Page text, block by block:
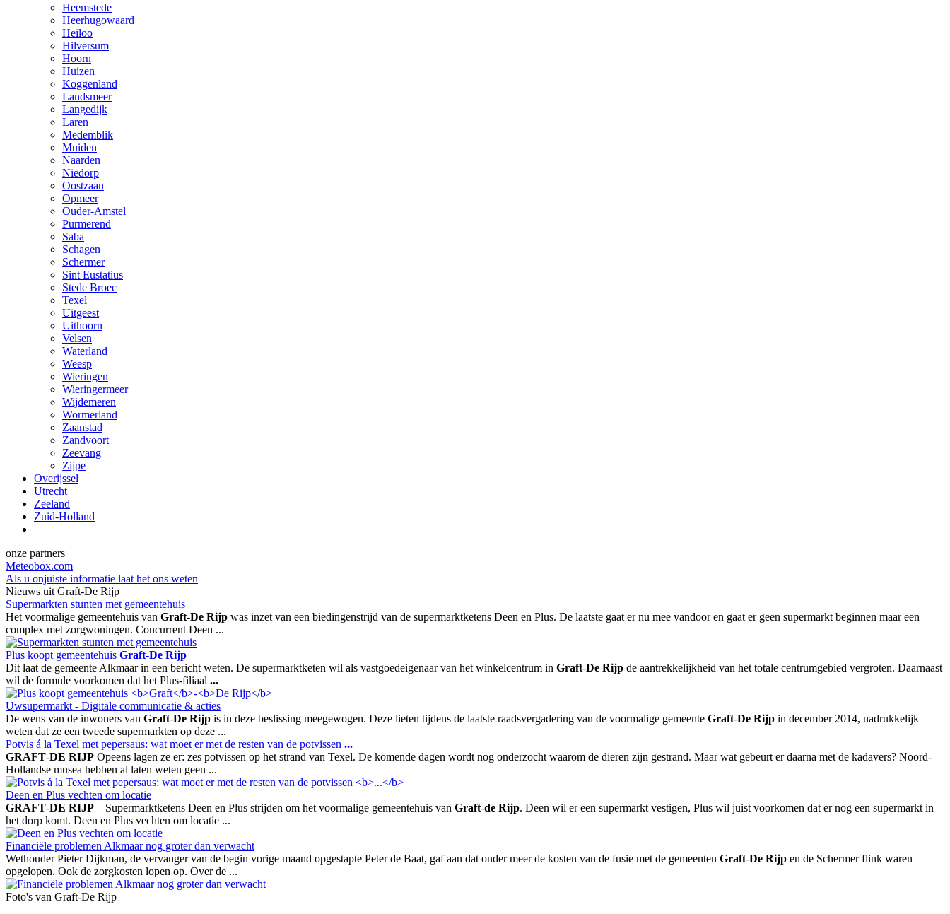
Heemstede
Heerhugowaard
Heiloo
Hilversum
Hoorn
Huizen
Koggenland
Landsmeer
Langedijk
Laren
Medemblik
Muiden
Naarden
Niedorp
Oostzaan
Opmeer
Ouder-Amstel
Purmerend
Saba
Schagen
Schermer
Sint Eustatius
Stede Broec
Texel
Uitgeest
Uithoorn
Velsen
Waterland
Weesp
Wieringen
Wieringermeer
Wijdemeren
Wormerland
Zaanstad
Zandvoort
Zeevang
Zijpe
Overijssel
Utrecht
Zeeland
Zuid-Holland
onze partners
Meteobox.com
Als u onjuiste informatie laat het ons weten
Nieuws uit Graft-De Rijp
Supermarkten stunten met gemeentehuis
Het voormalige gemeentehuis van Graft-De Rijp was inzet van een biedingenstrijd van de supermarktketens Deen en Plus. De laatste gaat er nu mee vandoor en gaat er geen supermarkt beginnen maar een
complex met zorgwoningen. Concurrent Deen ...
Plus koopt gemeentehuis Graft-De Rijp
Dit laat de gemeente Alkmaar in een bericht weten. De supermarktketen wil als vastgoedeigenaar van het winkelcentrum in Graft-De Rijp de aantrekkelijkheid van het totale centrumgebied vergroten. Daarnaast
wil de formule voorkomen dat het Plus-filiaal ...
Uwsupermarkt - Digitale communicatie & acties
De wens van de inwoners van Graft-De Rijp is in deze beslissing meegewogen. Deze lieten tijdens de laatste raadsvergadering van de voormalige gemeente Graft-De Rijp in december 2014, nadrukkelijk
weten dat ze een tweede supermarkten op deze ...
Potvis á la Texel met pepersaus: wat moet er met de resten van de potvissen ...
GRAFT-DE RIJP Opeens lagen ze er: zes potvissen op het strand van Texel. De komende dagen wordt nog onderzocht waarom de dieren zijn gestrand. Maar wat gebeurt er daarna met de kadavers? Noord-
Hollandse musea hebben al laten weten geen ...
Deen en Plus vechten om locatie
GRAFT-DE RIJP – Supermarktketens Deen en Plus strijden om het voormalige gemeentehuis van Graft-de Rijp. Deen wil er een supermarkt vestigen, Plus wil juist voorkomen dat er nog een supermarkt in
het dorp komt. Deen en Plus vechten om locatie ...
Financiële problemen Alkmaar nog groter dan verwacht
Wethouder Pieter Dijkman, de vervanger van de begin vorige maand opgestapte Peter de Baat, gaf aan dat onder meer de kosten van de fusie met de gemeenten Graft-De Rijp en de Schermer flink waren
opgelopen. Ook de zorgkosten lopen op. Over de ...
Foto's van Graft-De Rijp